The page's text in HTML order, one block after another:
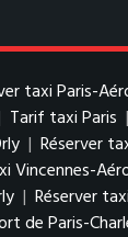
taxi Paris-
Tarif taxi Paris |
| Réserver
Vincennes-
| Réserver
de Paris-